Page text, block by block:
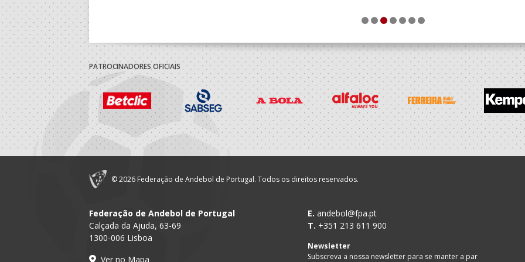
1 2 3 4 5 6 7
PATROCINADORES OFICIAIS
© 2026 Federação de Andebol de Portugal. Todos os direitos reservados.
Federação de Andebol de Portugal
Calçada da Ajuda, 63-69
1300-006 Lisboa
Ver no Mapa
E. andebol@fpa.pt
T. +351 213 611 900
Newsletter
Subscreva a nossa newsletter para se manter a par